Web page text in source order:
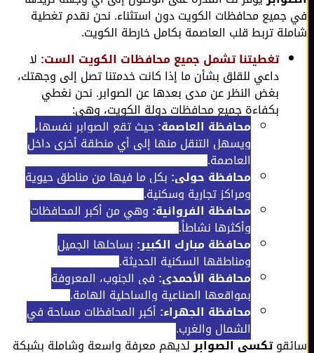
محافظات الكويت دون استثناء. نحن نقدم تغطية
تربط قلب العاصمة بكامل خارطة الكويت.
تغطيتنا تشمل جميع محافظات الكويت الست:لا
داعي للقلق بشأن ما إذا كانت خدمتنا تصل إلى وجهتك،
بغض النظر عن مدى بعدها عن الصوابر. نحن نغطي
بكفاءة جميع محافظات دولة الكويت، وهي:
محافظة العاصمة:حيث تقع الصوابر نفسها،
ويسهل التنقل منها إلى أي منطقة أخرى داخل
العاصمة.
محافظة حولي:بكل ما فيها من مناطق حيوية
ومراكز تجارية وسكنية.
محافظة الفروانية:وهي من أكبر المحافظات
وأكثرها نشاطاً.
محافظة مبارك الكبير:بساحلها الجميل
ومناطقها السكنية الحديثة.
محافظة الأحمدي:في الجنوب، المعروفة
بمواقعها الصناعية والساحلية الهامة.
محافظة الجهراء:أكبر المحافظات مساحة في
الشمال والغرب.
تكسي الصوابرلديهم معرفة واسعة وشاملة بشبكة